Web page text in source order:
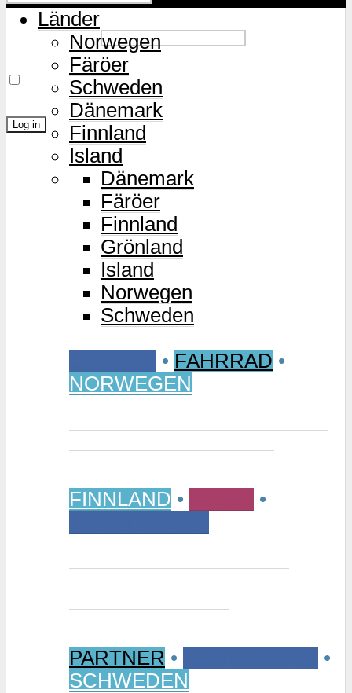
Password
Remember Me
Lost Password?
Länder
Norwegen
Färöer
Schweden
Dänemark
Finnland
Island
Dänemark
Färöer
Finnland
Grönland
Island
Norwegen
Schweden
• FAHRRAD •
NORWEGEN
FINNLAND •
•
PARTNER •
•
SCHWEDEN